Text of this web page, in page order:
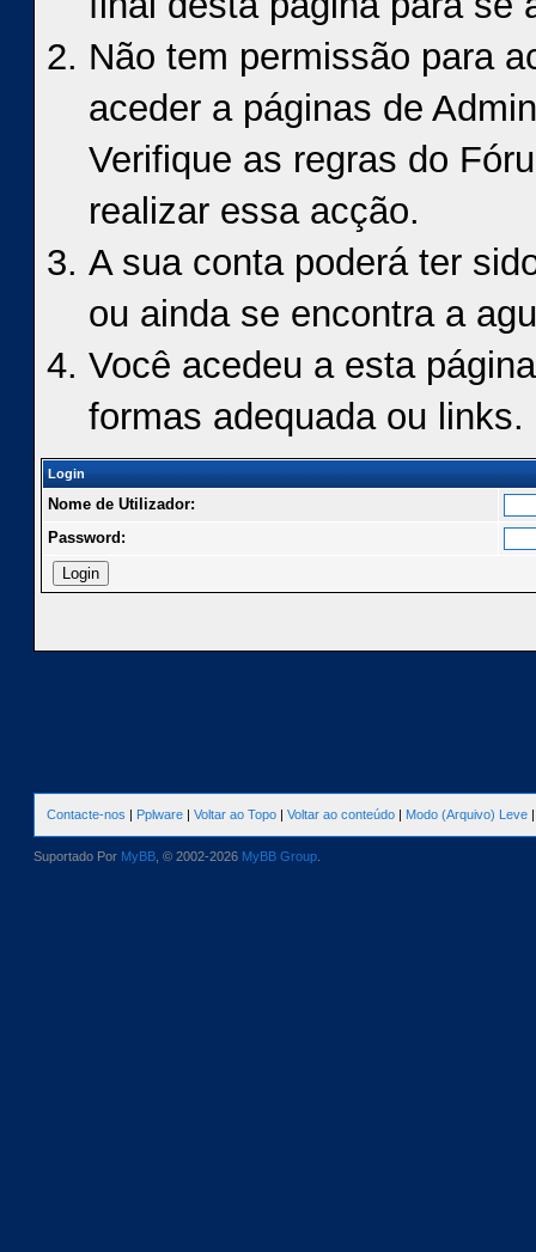
Não tem permissão para
aceder a páginas de
Verifique as regras do
realizar essa acção.
A sua conta poderá ter
ou ainda se encontra a
Você acedeu a esta
formas adequada ou links.
Login
Nome de Utilizador:
Password:
Contacte-nos | Pplware | Voltar ao Topo | Voltar ao conteúdo | Modo (Arquivo) Leve
Suportado Por MyBB , © 2002-2026 MyBB Group